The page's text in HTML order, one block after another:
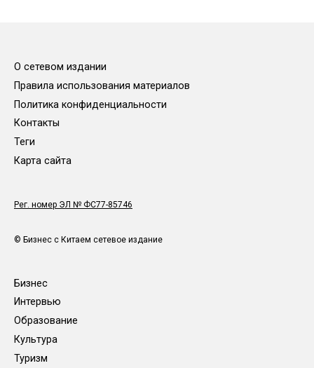
О сетевом издании
Правила использования материалов
Политика конфиденциальности
Контакты
Теги
Карта сайта
Рег. номер ЭЛ № ФС77-85746
© Бизнес с Китаем сетевое издание
Бизнес
Интервью
Образование
Культура
Туризм